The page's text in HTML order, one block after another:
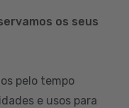
os seus
pelo tempo
e usos para